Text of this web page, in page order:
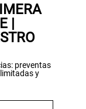
|
preventas
y